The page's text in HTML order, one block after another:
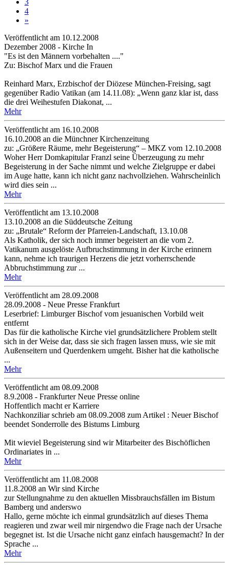
4
»
Veröffentlicht am 10­.12.2008
Dezember 2008 - Kirche In
"Es ist den Männern vorbehalten ...."
Zu: Bischof Marx und die Frauen
Reinhard Marx, Erzbischof der Diözese München-Freising, sagt
gegenüber Radio Vatikan (am 14.11.08): „Wenn ganz klar ist, dass
die drei Weihestufen Diakonat, ...
Mehr
Veröffentlicht am 16­.10.2008
16.10.2008 an die Münchner Kirchenzeitung
zu: „Größere Räume, mehr Begeisterung“ – MKZ vom 12.10.2008
Woher Herr Domkapitular Franzl seine Überzeugung zu mehr
Begeisterung in der Sache nimmt und welche Zielgruppe er dabei
im Auge hatte, kann ich nicht ganz nachvollziehen. Wahrscheinlich
wird dies sein ...
Mehr
Veröffentlicht am 13­.10.2008
13.10.2008 an die Süddeutsche Zeitung
zu: „Brutale“ Reform der Pfarreien-Landschaft, 13.10.08
Als Katholik, der sich noch immer begeistert an die vom 2.
Vatikanum ausgelöste Aufbruchstimmung in der Kirche erinnern
kann, nehme ich traurigen Herzens die jetzt vorherrschende
Abbruchstimmung zur ...
Mehr
Veröffentlicht am 28­.09.2008
28.09.2008 - Neue Presse Frankfurt
Leserbrief: Limburger Bischof vom jesuanischen Vorbild weit
entfernt
Das für die katholische Kirche viel grundsätzlichere Problem stellt
sich in der Weise dar, dass sie sich fragen lassen muss, wie sie mit
Außenseitern und Querdenkern umgeht. Bisher hat die katholische
...
Mehr
Veröffentlicht am 08­.09.2008
8.9.2008 - Frankfurter Neue Presse online
Hoffentlich macht er Karriere
Nachkonziliar schrieb am 08.09.2008 zum Artikel : Neuer Bischof
beendet Sonderrolle des Bistums Limburg
Mit wieviel Begeisterung sind wir Mitarbeiter des Bischöflichen
Ordinariates in ...
Mehr
Veröffentlicht am 11­.08.2008
11.8.2008 an Wir sind Kirche
zur Stellungnahme zu den aktuellen Missbrauchsfällen im Bistum
Bamberg und anderswo
Hallo, gerne möchte ich einmal grundsätzlich auf dieses Thema
reagieren und zwar weil mir nirgendwo die Frage nach der Ursache
begegnet ist. Ist die Ursache nicht ganz einfach hausgemacht? In der
Sprache ...
Mehr